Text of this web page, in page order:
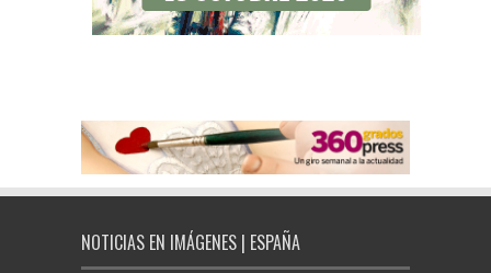
NOTICIAS EN IMÁGENES | ESPAÑA